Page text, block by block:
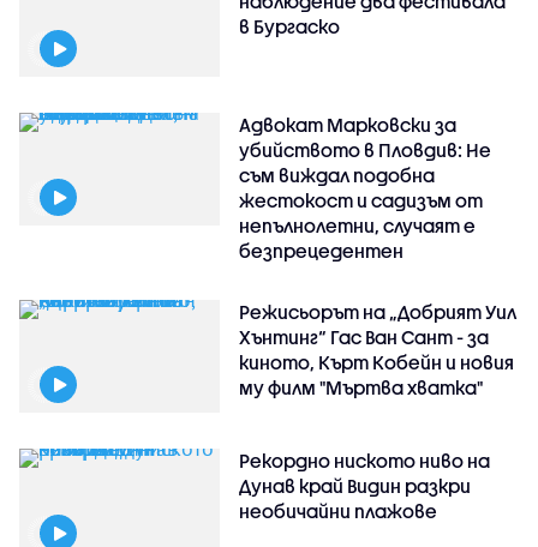
в Бургаско
Адвокат Марковски за
убийството в Пловдив: Не
съм виждал подобна
жестокост и садизъм от
непълнолетни, случаят е
безпрецедентен
Режисьорът на „Добрият Уил
Хънтинг“ Гас Ван Сант - за
киното, Кърт Кобейн и новия
му филм "Мъртва хватка"
Рекордно ниското ниво на
Дунав край Видин разкри
необичайни плажове